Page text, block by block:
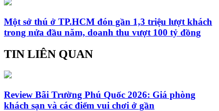
Một sở thú ở TP.HCM đón gần 1,3 triệu lượt khách
trong nửa đầu năm, doanh thu vượt 100 tỷ đồng
TIN LIÊN QUAN
Review Bãi Trường Phú Quốc 2026: Giá phòng
khách sạn và các điểm vui chơi ở gần